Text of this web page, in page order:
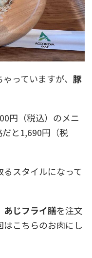
っていますが、 豚
円（税込）のメニ
と1,690円（税
スタイルになって
あじフライ膳を注文
こちらのお肉にし